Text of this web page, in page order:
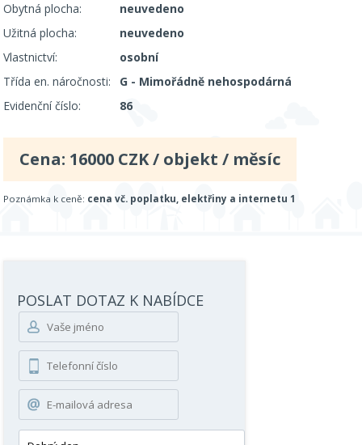
Obytná plocha:
neuvedeno
Užitná plocha:
neuvedeno
Vlastnictví:
osobní
Třída en. náročnosti:
G - Mimořádně nehospodárná
Evidenční číslo:
86
Cena: 16000 CZK / objekt / měsíc
Poznámka k ceně: cena vč. poplatku, elektřiny a internetu 1
POSLAT DOTAZ K NABÍDCE